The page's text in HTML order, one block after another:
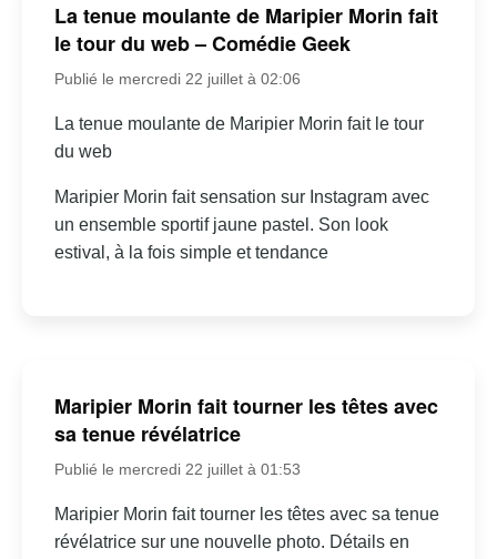
La tenue moulante de Maripier Morin fait
le tour du web – Comédie Geek
Publié le mercredi 22 juillet à 02:06
La tenue moulante de Maripier Morin fait le tour
du web
Maripier Morin fait sensation sur Instagram avec
un ensemble sportif jaune pastel. Son look
estival, à la fois simple et tendance
Maripier Morin fait tourner les têtes avec
sa tenue révélatrice
Publié le mercredi 22 juillet à 01:53
Maripier Morin fait tourner les têtes avec sa tenue
révélatrice sur une nouvelle photo. Détails en